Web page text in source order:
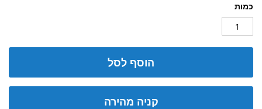
כמות
הוסף לסל
קניה מהירה